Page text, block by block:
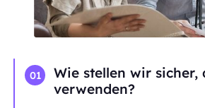
01
Wie stellen wir sicher,
verwenden?